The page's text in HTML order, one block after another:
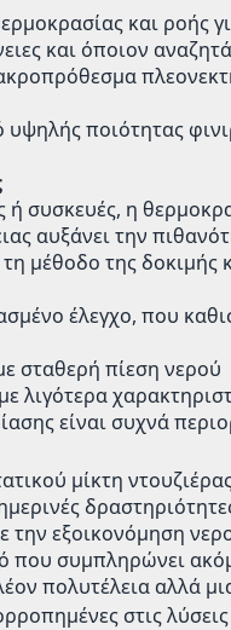
και ροής
και όποιον
ποιότητας
ή συσκευές, η
αυξάνει την
μέθοδο της
έλεγχο, που
σταθερή πίεση νερού
λιγότερα
είναι συχνά
μίκτη
την εξοικονόμηση
που συμπληρώνει
πολυτέλεια αλλά
στις